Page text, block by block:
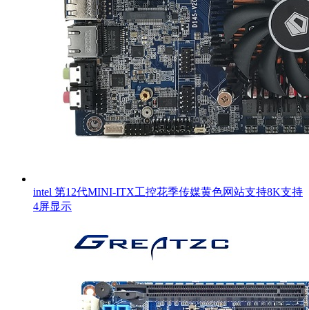
intel 第12代MINI-ITX工控花季传媒黄色网站支持8K支持
4屏显示